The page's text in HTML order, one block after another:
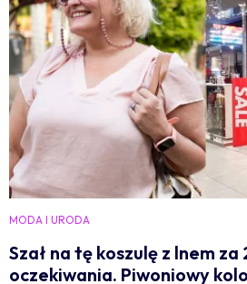
MODA I URODA
Szał na tę koszulę z lnem za
oczekiwania. Piwoniowy